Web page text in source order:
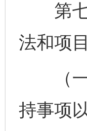
第七
法和项
（一
持事项